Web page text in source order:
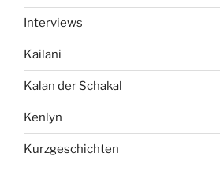
Interviews
Kailani
Kalan der Schakal
Kenlyn
Kurzgeschichten